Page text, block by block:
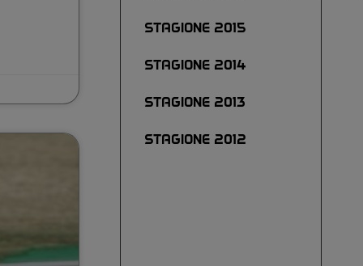
STAGIONE 2015
STAGIONE 2014
STAGIONE 2013
STAGIONE 2012